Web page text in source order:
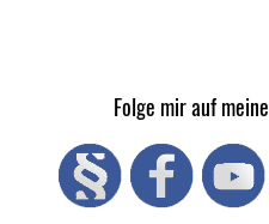
Folge mir auf